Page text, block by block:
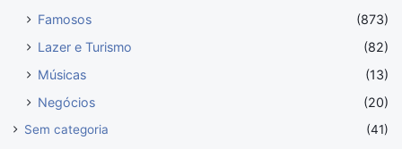
Famosos
(873)
Lazer e Turismo
(82)
Músicas
(13)
Negócios
(20)
Sem categoria
(41)